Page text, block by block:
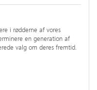
i rødderne af vores
en generation af
valg om deres fremtid.